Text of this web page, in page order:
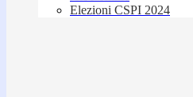
Elezioni CSPI 2024